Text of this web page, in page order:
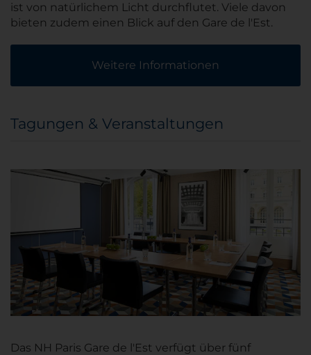
ist von natürlichem Licht durchflutet. Viele davon
bieten zudem einen Blick auf den Gare de l'Est.
Weitere Informationen
Tagungen & Veranstaltungen
Das NH Paris Gare de l'Est verfügt über fünf